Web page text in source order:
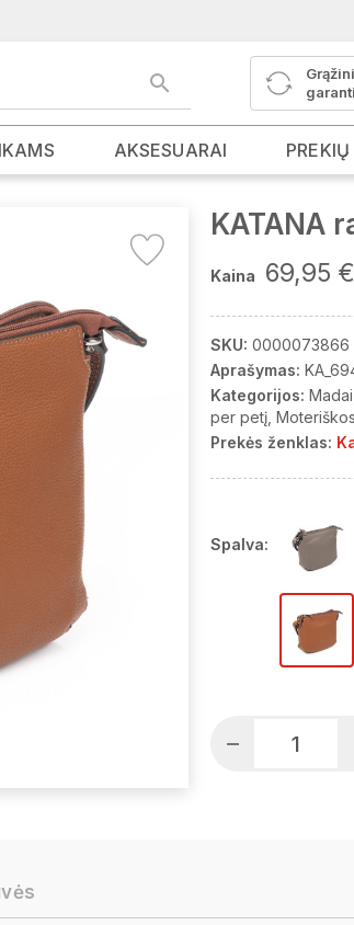
AKSESUARAI
KATANA
Kaina 69,95 €
SKU: 0000073866
Aprašymas:
Kategorijos: Madai
per petį
Prekės ženklas:
Spalva: